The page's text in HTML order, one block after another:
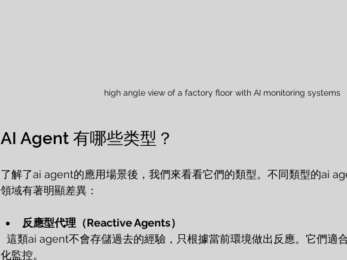
high angle view of a factory floor with AI monitoring systems
AI Agent 有哪些类型？
了解了ai agent的應用場景後，我們來看看它們的類型。不同類型的ai
領域有著明顯差異：
反應型代理（Reactive Agents）
化監控。